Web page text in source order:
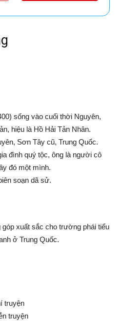
sống vào cuối thời Nguyên,
hiệu là Hồ Hải Tản Nhân.
Sơn Tây cũ, Trung Quốc.
đình quý tộc, ông là người cô
đó một mình.
soạn dã sử.
xuất sắc cho trường phái tiểu
ở Trung Quốc.
truyện
truyện